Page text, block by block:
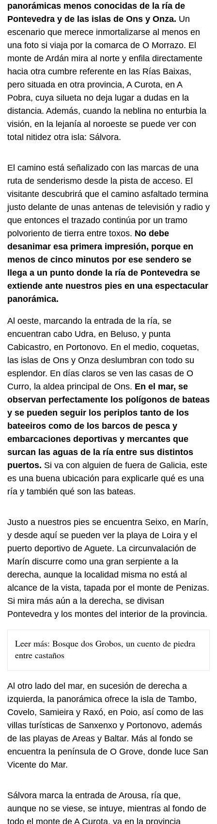
panorámicas menos conocidas de la ría de
Pontevedra y de las islas de Ons y Onza. Un
escenario que merece inmortalizarse al menos en
una foto si viaja por la comarca de O Morrazo. El
monte de Ardán mira al norte y enfila directamente
hacia otra cumbre referente en las Rías Baixas,
pero situada en otra provincia, A Curota, en A
Pobra, cuya silueta no deja lugar a dudas en la
distancia. Además, cuando la neblina no enturbia la
visión, en la lejanía al noroeste se puede ver con
total nitidez otra isla: Sálvora.
El camino está señalizado con las marcas de una
ruta de senderismo desde la pista de acceso. El
visitante descubrirá que el camino asfaltado termina
justo delante de unas antenas de televisión y radio y
que entonces el trazado continúa por un tramo
polvoriento de tierra entre toxos. No debe
desanimar esa primera impresión, porque en
menos de cinco minutos por ese sendero se
llega a un punto donde la ría de Pontevedra se
extiende ante nuestros pies en una espectacular
panorámica.
Al oeste, marcando la entrada de la ría, se
encuentran cabo Udra, en Beluso, y punta
Cabicastro, en Portonovo. En el medio, coquetas,
las islas de Ons y Onza deslumbran con todo su
esplendor. En días claros se ven las casas de O
Curro, la aldea principal de Ons. En el mar, se
observan perfectamente los polígonos de bateas
y se pueden seguir los periplos tanto de los
bateeiros como de los barcos de pesca y
embarcaciones deportivas y mercantes que
surcan las aguas de la ría entre sus distintos
puertos. Si va con alguien de fuera de Galicia, este
es una buena ubicación para explicarle qué es una
ría y también qué son las bateas.
Justo a nuestros pies se encuentra Seixo, en Marín,
y desde aquí se pueden ver la playa de Loira y el
puerto deportivo de Aguete. La circunvalación de
Marín discurre como una gran serpiente a la
derecha, aunque la localidad misma no está al
alcance de la vista, tapada por el monte de Penizas.
Si mira más aún a la derecha, se divisan
Pontevedra y los montes del interior de la provincia.
Leer más: Bosque dos Grobos, un cuento de piedra
entre castaños
Al otro lado del mar, en sucesión de derecha a
izquierda, la panorámica ofrece la isla de Tambo,
Covelo, Samieira y Raxó, en Poio, así como de las
villas turísticas de Sanxenxo y Portonovo, además
de las playas de Areas y Baltar. Más al fondo se
encuentra la península de O Grove, donde luce San
Vicente do Mar.
Sálvora marca la entrada de Arousa, ría que,
aunque no se viese, se intuye, mientras al fondo de
todo el monte de A Curota, ya en la provincia